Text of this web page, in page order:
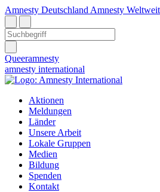
Amnesty Deutschland Amnesty Weltweit
Queeramnesty
amnesty international
Aktionen
Meldungen
Länder
Unsere Arbeit
Lokale Gruppen
Medien
Bildung
Spenden
Kontakt